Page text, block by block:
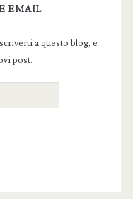
EMAIL
a questo blog, e
post.